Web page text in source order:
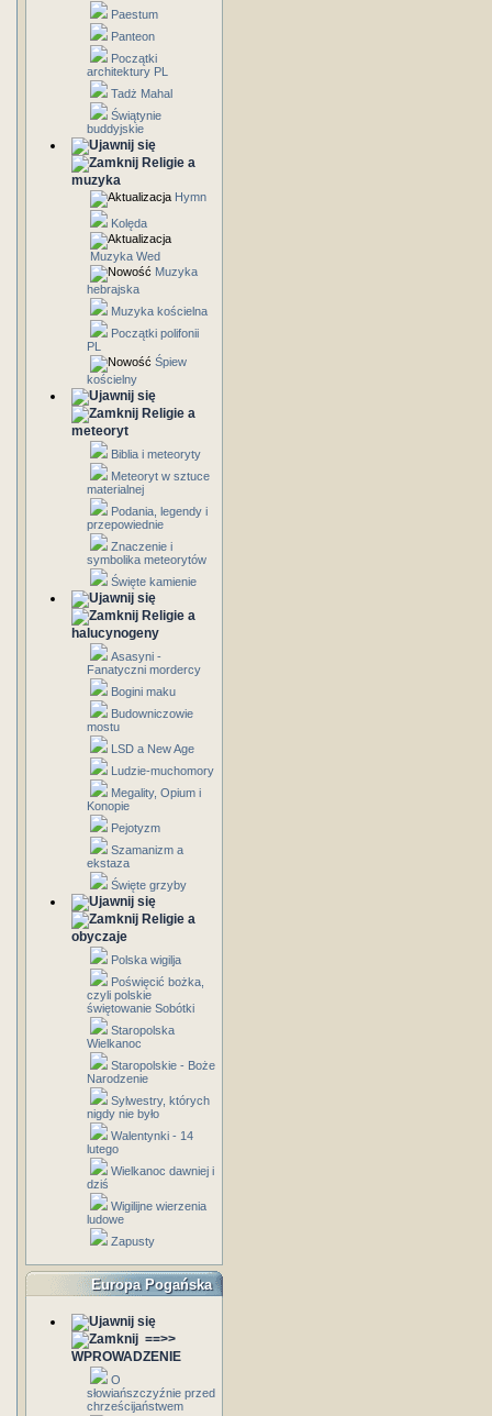
Paestum
Panteon
Początki
architektury PL
Tadż Mahal
Świątynie
buddyjskie
Religie a
muzyka
Hymn
Kolęda
Muzyka Wed
Muzyka
hebrajska
Muzyka kościelna
Początki polifonii
PL
Śpiew
kościelny
Religie a
meteoryt
Biblia i meteoryty
Meteoryt w sztuce
materialnej
Podania, legendy i
przepowiednie
Znaczenie i
symbolika meteorytów
Święte kamienie
Religie a
halucynogeny
Asasyni -
Fanatyczni mordercy
Bogini maku
Budowniczowie
mostu
LSD a New Age
Ludzie-muchomory
Megality, Opium i
Konopie
Pejotyzm
Szamanizm a
ekstaza
Święte grzyby
Religie a
obyczaje
Polska wigilja
Poświęcić bożka,
czyli polskie
świętowanie Sobótki
Staropolska
Wielkanoc
Staropolskie - Boże
Narodzenie
Sylwestry, których
nigdy nie było
Walentynki - 14
lutego
Wielkanoc dawniej i
dziś
Wigilijne wierzenia
ludowe
Zapusty
Europa Pogańska
==>>
WPROWADZENIE
O
słowiańszczyźnie przed
chrześcijaństwem